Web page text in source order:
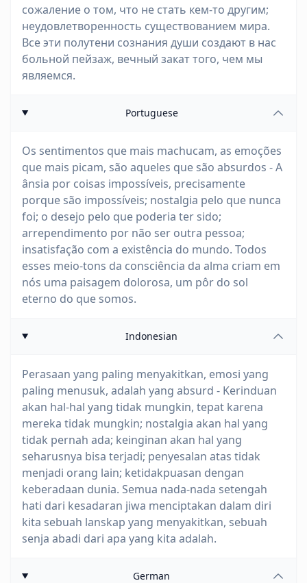
сожаление о том, что не стать кем-то другим;
неудовлетворенность существованием мира.
Все эти полутени сознания души создают в нас
больной пейзаж, вечный закат того, чем мы
являемся.
Portuguese
Os sentimentos que mais machucam, as emoções
que mais picam, são aqueles que são absurdos - A
ânsia por coisas impossíveis, precisamente
porque são impossíveis; nostalgia pelo que nunca
foi; o desejo pelo que poderia ter sido;
arrependimento por não ser outra pessoa;
insatisfação com a existência do mundo. Todos
esses meio-tons da consciência da alma criam em
nós uma paisagem dolorosa, um pôr do sol
eterno do que somos.
Indonesian
Perasaan yang paling menyakitkan, emosi yang
paling menusuk, adalah yang absurd - Kerinduan
akan hal-hal yang tidak mungkin, tepat karena
mereka tidak mungkin; nostalgia akan hal yang
tidak pernah ada; keinginan akan hal yang
seharusnya bisa terjadi; penyesalan atas tidak
menjadi orang lain; ketidakpuasan dengan
keberadaan dunia. Semua nada-nada setengah
hati dari kesadaran jiwa menciptakan dalam diri
kita sebuah lanskap yang menyakitkan, sebuah
senja abadi dari apa yang kita adalah.
German